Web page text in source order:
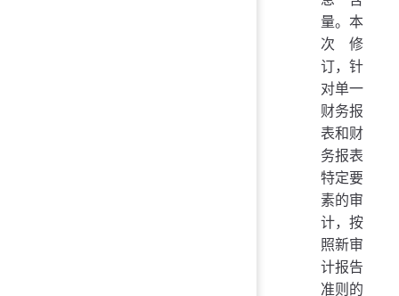
量。本
次修
订，针
对单一
财务报
表和财
务报表
特定要
素的审
计，按
照新审
计报告
准则的